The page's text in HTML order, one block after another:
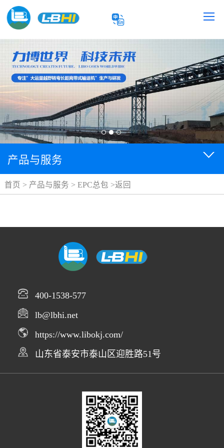
产品与服务
首页 > 产品与服务 > EPC总包 >返回
400-1538-577
lb@lbhi.net
https://www.libokj.com/
山东省泰安市泰山区迎胜路51号